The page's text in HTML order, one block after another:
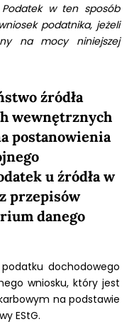
w ten sposób
podatnika, jeżeli
na mocy niniejszej
źródła
wewnętrznych
postanowienia
u źródła w
przepisów
danego
dochodowego
wniosku, który jest
na podstawie
EStG.